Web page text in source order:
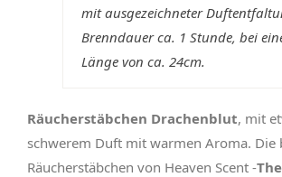
mit ausgezeichneter
Brenndauer ca. 1 Stunde, bei
Länge von ca. 24cm.
Räucherstäbchen Drachenblut, mit
schwerem Duft mit warmen Aroma. Die
Räucherstäbchen von Heaven Scent -